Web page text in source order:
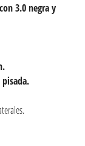
3.0 negra y